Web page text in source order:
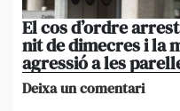
El cos d’ordre
nit de dimecres i la
agressió a les
Deixa un comentari